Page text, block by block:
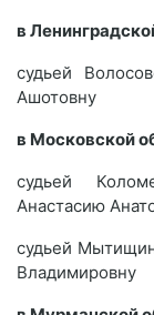
в
судьей
Ашотовну
в Московской
судьей
Анастасию
судьей
Владимировну